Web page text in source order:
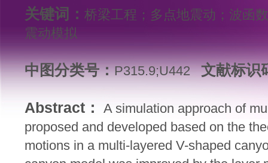
关键词： 桥梁工程；多点地震动；波函
震动模拟
中图分类号：P315.9;U442文献标识
Abstract：
A simulation approach of
proposed and developed based on the
motions in a multi-layered V-shaped